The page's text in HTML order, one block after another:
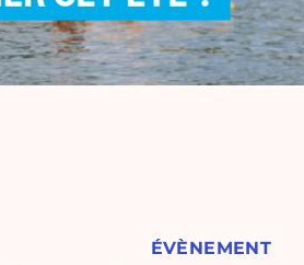
ÉVÈNEMENT